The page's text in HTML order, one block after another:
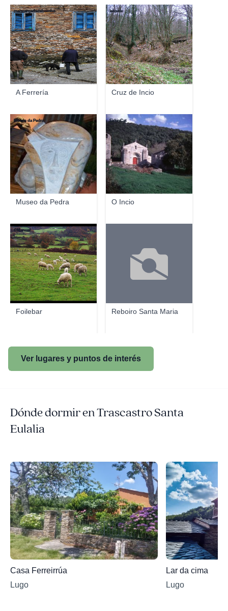
A Ferrería
maiscargadadebombo
Cruz de Incio
leosole
Museo da Pedra
Museo da Pedra
O Incio
FirkinCat
Foilebar
©Manuel
Reboiro Santa Maria
Ver lugares y puntos de interés
Dónde dormir en Trascastro Santa
Eulalia
Casa Ferreirrúa
Lugo
Lar da cima
Lugo